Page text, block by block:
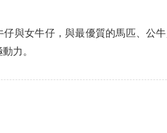
與女牛仔，與最優質的馬匹、公
力。